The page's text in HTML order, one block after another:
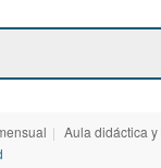
| Aula didáctica